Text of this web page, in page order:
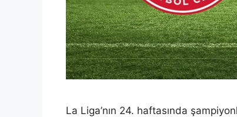
La Liga’nın 24. haftasında